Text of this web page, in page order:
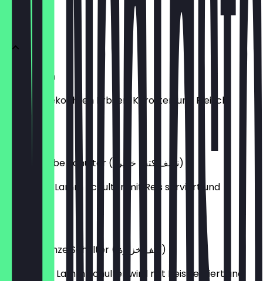
Ouzi Lamm
Mit Reis, gekochten Erbsen, Karotten und Fleisch
€ 17,99
Mandy Halbe Schulter (نصف كتف خزيرة)
Eine halbe Lamm Schulter mit Reis serviert und
Mandy Ganze Schulter ( كتف خزيرة)
Eine ganze Lamm Schulter wird mit Reis serviert und